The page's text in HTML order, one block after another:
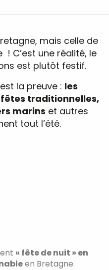
mais celle de
! C’est une réalité, le
est plutôt festif.
la preuve : les
traditionnelles,
marins et autres
tout l’été.
aux favoris
« fête de nuit » en
en Bretagne.